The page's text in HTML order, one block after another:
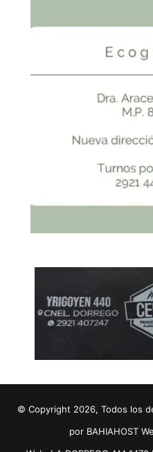
© Copyright 2026, Todos los
por BAHIAHOST